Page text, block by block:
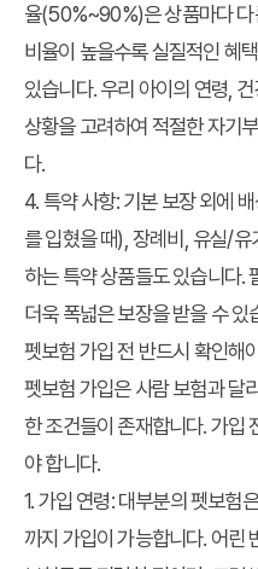
율(50%~90%)은 상품마다 다
비율이 높을수록 실질적인 혜
있습니다. 우리 아이의 연령,
상황을 고려하여 적절한 자기
다.
4. 특약 사항:기본 보장 외에
를 입혔을 때), 장례비, 유실/
하는 특약 상품들도 있습니다.
더욱 폭넓은 보장을 받을 수 있
펫보험 가입 전 반드시 확인해
펫보험 가입은 사람 보험과 달
한 조건들이 존재합니다. 가입
야 합니다.
1. 가입 연령:대부분의 펫보험
까지 가입이 가능합니다. 어린